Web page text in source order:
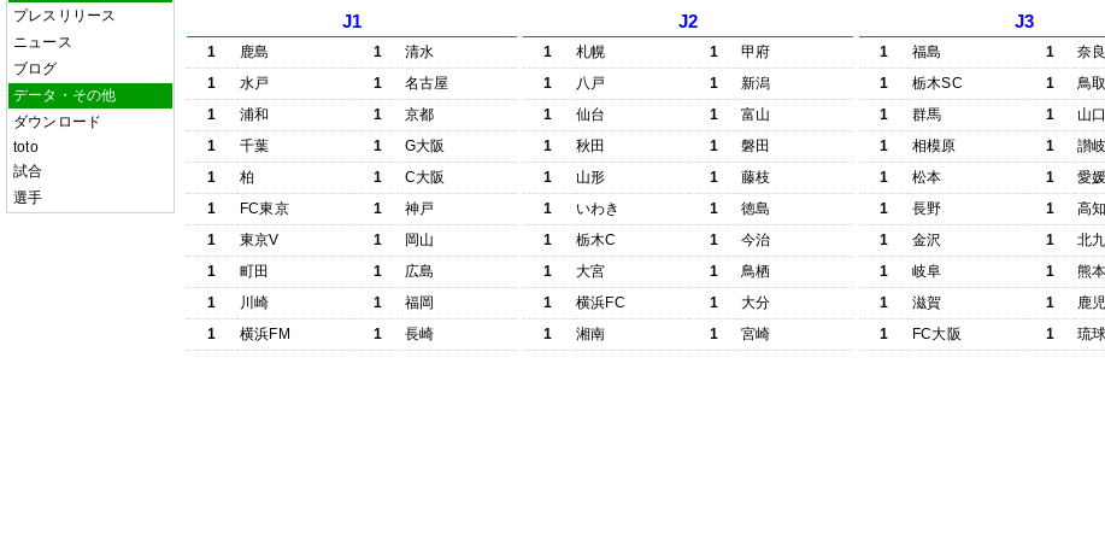
プレスリリース
ニュース
ブログ
データ・その他
ダウンロード
toto
試合
選手
J1
1 鹿島 1
清水
1
水戸 1
名古屋
1
浦和 1
京都
1
千葉 1
G大阪
1
柏 1
C大阪
1
FC東京 1
神戸
1
東京V 1
岡山
1
町田 1
広島
1
川崎 1
福岡
1
横浜FM 1 長崎
J2
1 札幌 1
甲府
1
八戸 1
新潟
1
仙台 1
富山
1
秋田 1
磐田
1
山形 1
藤枝
1
いわき 1
徳島
1
栃木C 1
今治
1
大宮 1
鳥栖
1
横浜FC 1
大分
1
湘南 1 宮崎
J3
1 福島 1
奈良
1
栃木SC 1
鳥取
1
群馬 1
山口
1
相模原 1
讃岐
1
松本 1
愛媛
1
長野 1
高知
1
金沢 1
北
1
岐阜 1
熊本
1
滋賀 1
鹿
1
FC大阪 1 琉球